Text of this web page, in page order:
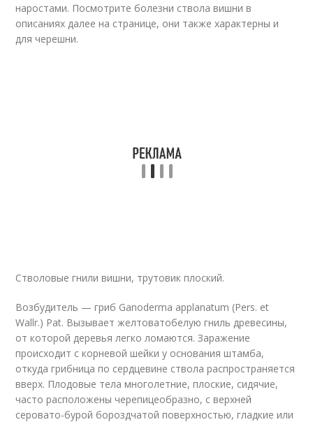
наростами. Посмотрите болезни ствола вишни в
описаниях далее на странице, они также характерны и
для черешни.
Стволовые гнили вишни, трутовик плоский.
Возбудитель — гриб Ganoderma applanatum (Pers. et
Wallr.) Pat. Вызывает желтоватобелую гниль древесины,
от которой деревья легко ломаются. Заражение
происходит с корневой шейки у основания штамба,
откуда грибница по сердцевине ствола распространяется
вверх. Плодовые тела многолетние, плоские, сидячие,
часто расположены черепицеобразно, с верхней
серовато-бурой бороздчатой поверхностью, гладкие или